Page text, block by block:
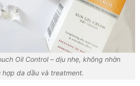
Oil Control – dịu nhẹ, không nhờn
hợp da dầu và treatment.